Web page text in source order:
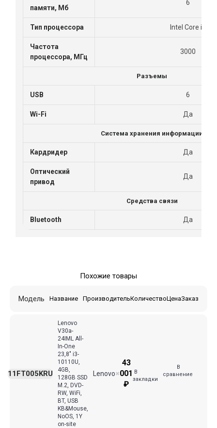
памяти, Мб
6
Тип процессора Intel Core i3
Частота
процессора, МГц
3000
Разъемы
USB 6
Wi-Fi Да
Система хранения информации
Кардридер Да
Оптический
привод
Да
Средства связи
Bluetooth Да
Похожие товары
Название Производитель
Модель КоличествоЦенаЗаказ
Lenovo
V30a-
24IML All-
In-One
23,8" i3-
10110U,
4GB,
128GB SSD
M.2, DVD-
RW, WiFi,
BT, USB
KB&Mouse,
NoOS, 1Y
on-site
Lenovo
11FT005KRU ✖
43
001
₽
В
закладки
В
сравнение